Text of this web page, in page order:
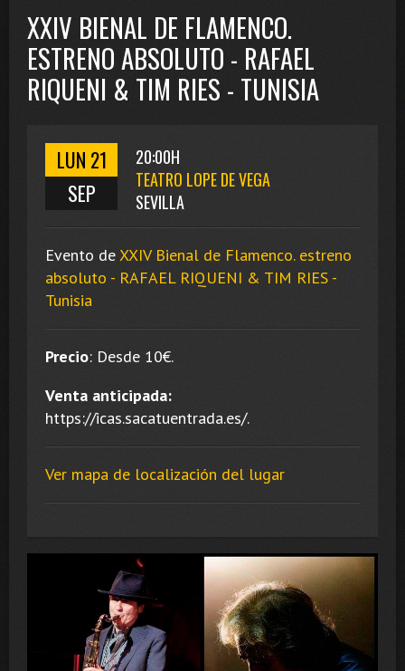
XXIV BIENAL DE FLAMENCO.
ESTRENO ABSOLUTO - RAFAEL
RIQUENI & TIM RIES - TUNISIA
LUN 21
SEP
20:00H
TEATRO LOPE DE VEGA
SEVILLA
Evento deXXIV Bienal de Flamenco. estreno
absoluto - RAFAEL RIQUENI & TIM RIES -
Tunisia
Precio: Desde 10€.
Venta anticipada:
https://icas.sacatuentrada.es/.
Ver mapa de localización del lugar